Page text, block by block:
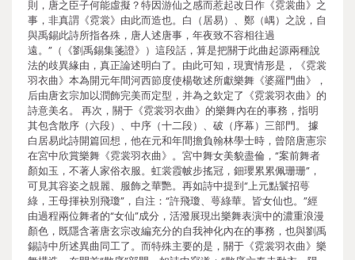
則，唐之臣子何能虛擬？特因游仙之感而惹起改日作《霓裳曲》之
事，非真謂《霓裳》由此而造也。白（居易）、鄭（嵎）之說，自
與禹錫此詩所指各殊，唐人述唐事，年夜致不容相往過
遠。”（《劉禹錫集箋證》）這段話，算是把關于此曲起源兩種說
法的歧異緣由，真正論述明白了。由此可知，現實情形是，《霓裳
羽衣曲》本為開元年間河西節度使楊敬述所獻樂舞《婆羅門曲》，
后由唐玄宗加以潤飾完美而定型，并為之欽定了《霓裳羽衣曲》的
詩意美名。 再次，關于《霓裳羽衣曲》的樂舞內在的事務，指明
其包含散序（六段）、中序（十二段）、破（序幕）三部門。 據
白居易此詩開篇回想，他在元和年間擔負翰林學士時，曾陪唐憲宗
在宮中欣賞樂舞《霓裳羽衣曲》。宮中舞女美貌盡倫，“案前舞者
顏如玉，不著人家俗衣服。虹裳霞帔步搖冠，鈿瓔累累佩珊珊”，
可見其容姿之靚麗、服飾之華艷。再如詩中提到“上元點鬟招萼
綠，王母揮袂別飛瓊”，自注：“許飛瓊、萼綠華。皆女仙也。”經
由過程兩位舞者的“女仙”成分，活潑展現出樂舞表演中的濃重浪漫
顏色，既隱含著唐玄宗改編充分的自我神化內在的事務，也與劉禹
錫詩中所述異曲同工了。而特殊主要的是，關于《霓裳羽衣曲》樂